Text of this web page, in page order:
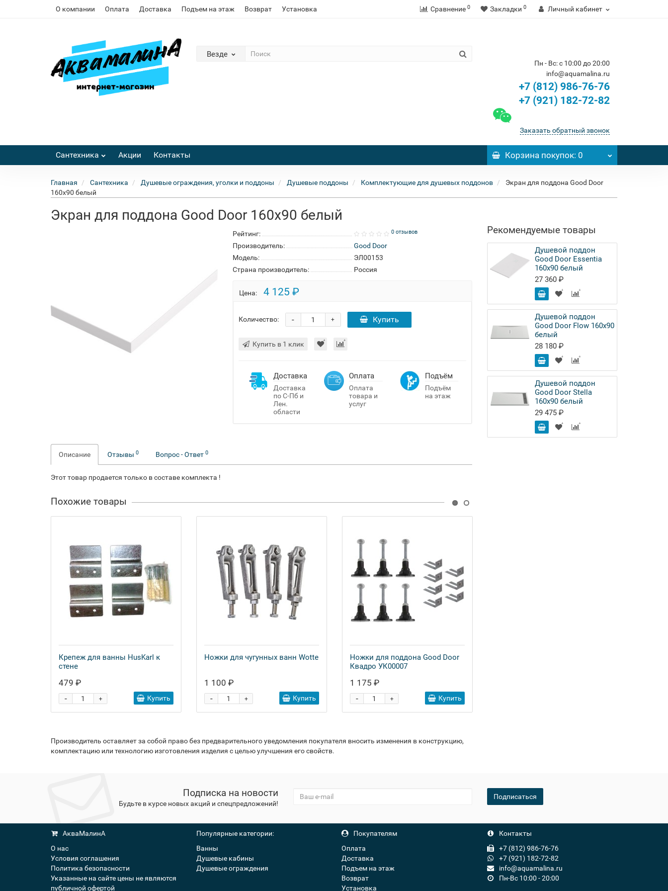
О компании Оплата Доставка Подъем на этаж Возврат Установка Сравнение 0 Закладки 0 Личный кабинет
Везде
Пн - Вс: с 10:00 до 20:00
info@aquamalina.ru
+7 (812) 986-76-76
+7 (921) 182-72-82
Заказать обратный звонок
Сантехника Акции Контакты Корзинапокупок: 0
Главная Сантехника Душевые ограждения, уголки и поддоны Душевые поддоны Комплектующие для душевых поддонов
Экран для поддона Good Door
160x90 белый
Экран для поддона Good Door 160x90 белый
Рейтинг: 0 отзывов
Производитель:
Good Door
Модель:
ЭЛ00153
Страна производитель:
Россия
Цена: 4 125 ₽
Количество: +
- Купить
Купить в 1 клик
Доставка
Доставка
по С-Пб и
Лен.
области
Оплата
Оплата
товара и
услуг
Подъём
Подъём
на этаж
Описание Отзывы 0 Вопрос - Ответ 0
Этот товар продается только в составе комплекта !
Похожие товары
Крепеж для ванны HusKarl к
стене
479 ₽
+
- Купить
Ножки для чугунных ванн Wotte
1 100 ₽
+
- Купить
Ножки для поддона Good Door
Квадро УК00007
1 175 ₽
+
- Купить
Производитель оставляет за собой право без предварительного уведомления покупателя вносить изменения в конструкцию,
комплектацию или технологию изготовления изделия с целью улучшения его свойств.
Рекомендуемые товары
Душевой поддон
Good Door Essentia
160x90 белый
27 360 ₽
Душевой поддон
Good Door Flow 160x90
белый
28 180 ₽
Душевой поддон
Good Door Stella
160x90 белый
29 475 ₽
Подписка на новости
Будьте в курсе новых акций и спецпредложений!
Подписаться
АкваМалинА
О нас
Условия соглашения
Политика безопасности
Указанные на сайте цены не являются
публичной офертой
Популярные категории:
Ванны
Душевые кабины
Душевые ограждения
Покупателям
Оплата
Доставка
Подъем на этаж
Возврат
Установка
Контакты
+7 (812) 986-76-76
+7 (921) 182-72-82
info@aquamalina.ru
Пн-Вс 10:00 - 20:00